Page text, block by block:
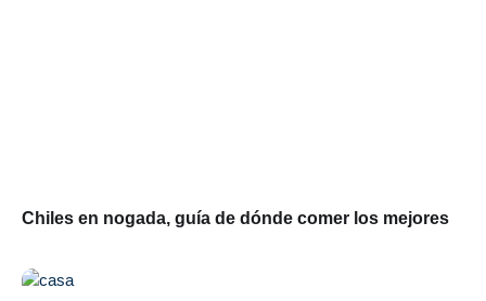
Chiles en nogada, guía de dónde comer los mejores